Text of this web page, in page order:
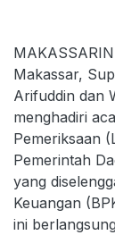
Makassar,
Arifuddin dan
menghadiri
Pemeriksaan
Pemerintah
yang
Keuangan
ini